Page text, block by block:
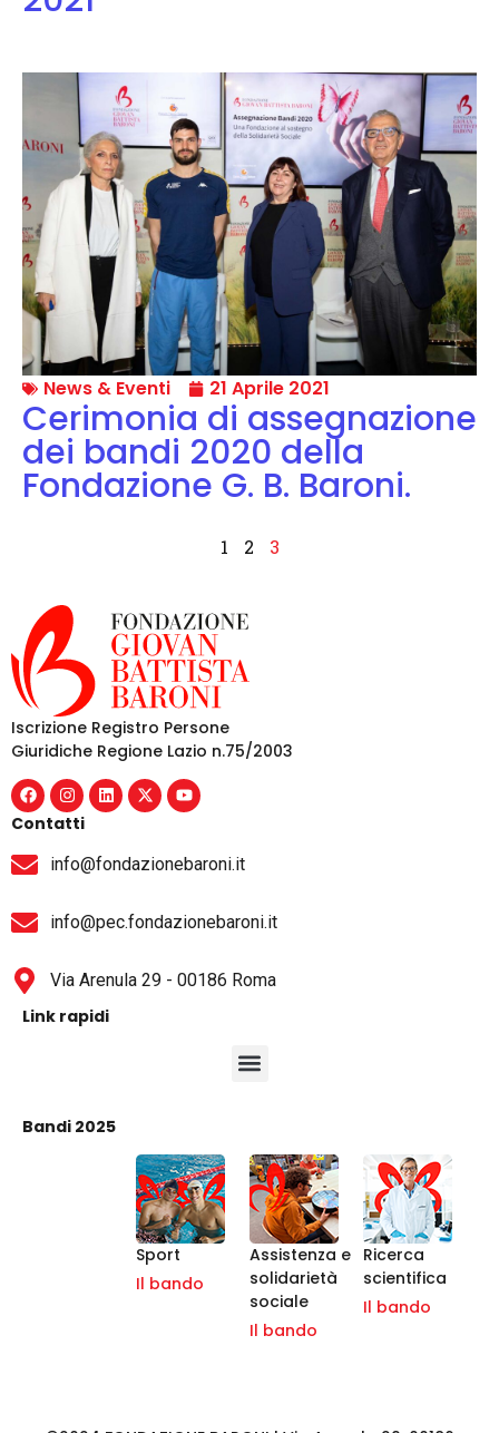
News & Eventi 21 Aprile 2021
Cerimonia di assegnazione
dei bandi 2020 della
Fondazione G. B. Baroni.
1 2 3
Iscrizione Registro Persone
Giuridiche Regione Lazio n.75/2003
Contatti
info@fondazionebaroni.it
info@pec.fondazionebaroni.it
Via Arenula 29 - 00186 Roma
Link rapidi
Bandi 2025
Sport
Il bando
Assistenza e
solidarietà
sociale
Il bando
Ricerca
scientifica
Il bando